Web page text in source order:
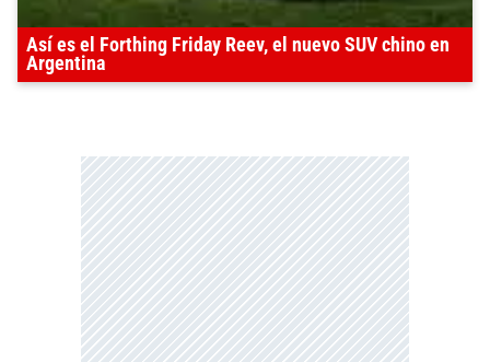
Así es el Forthing Friday Reev, el nuevo SUV chino en
Argentina